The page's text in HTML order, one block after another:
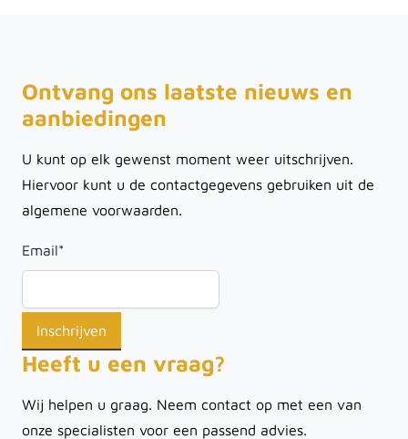
Ontvang ons laatste nieuws en
aanbiedingen
U kunt op elk gewenst moment weer uitschrijven.
Hiervoor kunt u de contactgegevens gebruiken uit de
algemene voorwaarden.
Email*
Heeft u een vraag?
Wij helpen u graag. Neem contact op met een van
onze specialisten voor een passend advies.